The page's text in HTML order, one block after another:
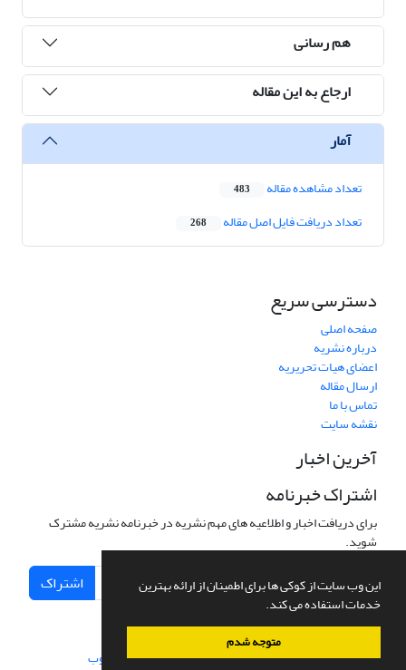
این وب سایت از کوکی ها برای اطمینان از ارائه بهترین
خدمات استفاده می کند.
متوجه شدم
هم رسانی
ارجاع به این مقاله
آمار
تعداد مشاهده مقاله 483
تعداد دریافت فایل اصل مقاله 268
دسترسی سریع
صفحه اصلی
درباره نشریه
اعضای هیات تحریریه
ارسال مقاله
تماس با ما
نقشه سایت
آخرین اخبار
اشتراک خبرنامه
برای دریافت اخبار و اطلاعیه های مهم نشریه در خبرنامه نشریه مشترک
شوید.
اشتراک
سامانه مدیریت نشریات علمی.طراحی و پیاده سازی از سیناوب